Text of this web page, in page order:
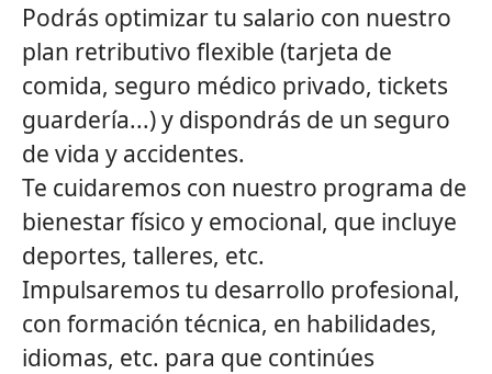
Podrás optimizar tu salario con nuestro
plan retributivo flexible (tarjeta de
comida, seguro médico privado, tickets
guardería...) y dispondrás de un seguro
de vida y accidentes.
Te cuidaremos con nuestro programa de
bienestar físico y emocional, que incluye
deportes, talleres, etc.
Impulsaremos tu desarrollo profesional,
con formación técnica, en habilidades,
idiomas, etc. para que continúes